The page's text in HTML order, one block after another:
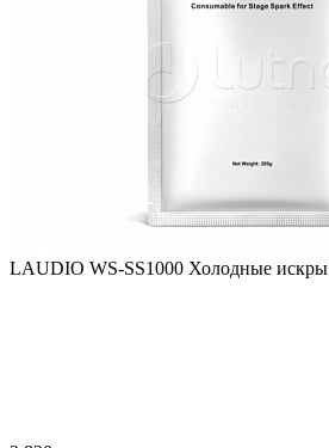
LAUDIO WS-SS1000 Холодные искры